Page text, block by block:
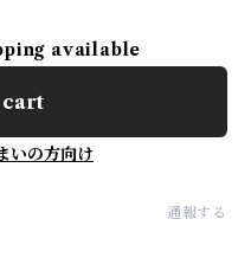
available
いの方向け
通報する